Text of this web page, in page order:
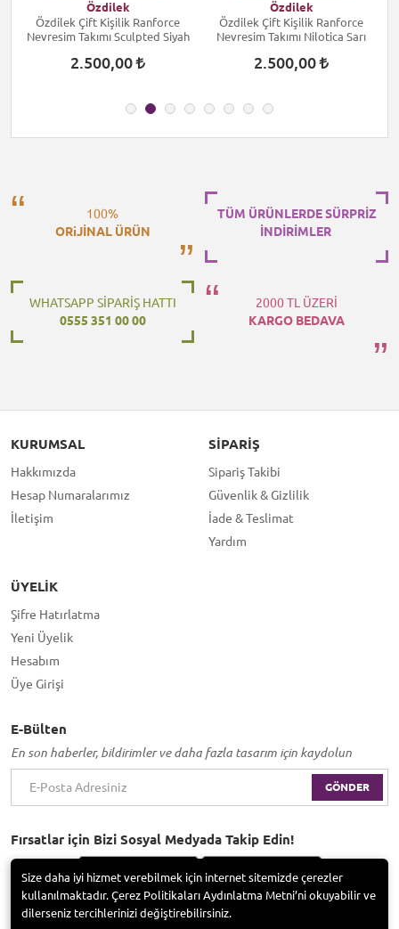
Özdilek
Özdilek Çift Kişilik Ranforce
Nevresim Takımı Sculpted Siyah
2.500,00
Özdilek
Özdilek Çift Kişilik Ranforce
Nevresim Takımı Nilotica Sarı
2.500,00
100%
ORiJİNAL ÜRÜN
TÜM ÜRÜNLERDE SÜRPRİZ
İNDİRİMLER
WHATSAPP SİPARİŞ HATTI
0555 351 00 00
2000 TL ÜZERİ
KARGO BEDAVA
KURUMSAL
Hakkımızda
Hesap Numaralarımız
İletişim
SIPARIŞ
Sipariş Takibi
Güvenlik & Gizlilik
İade & Teslimat
Yardım
ÜYELIK
Şifre Hatırlatma
Yeni Üyelik
Hesabım
Üye Girişi
E-Bülten
En son haberler, bildirimler ve daha fazla tasarım için kaydolun
GÖNDER
Fırsatlar için Bizi Sosyal Medyada Takip Edin!
Size daha iyi hizmet verebilmek için internet sitemizde çerezler
kullanılmaktadır. Çerez Politikaları Aydınlatma Metni’ni okuyabilir ve
dilerseniz tercihlerinizi değiştirebilirsiniz.